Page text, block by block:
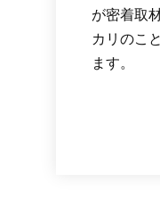
が密着取
カリのこ
ます。